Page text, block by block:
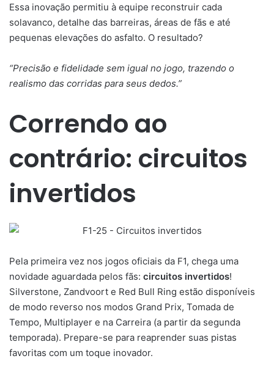
Essa inovação permitiu à equipe reconstruir cada
solavanco, detalhe das barreiras, áreas de fãs e até
pequenas elevações do asfalto. O resultado?
“Precisão e fidelidade sem igual no jogo, trazendo o
realismo das corridas para seus dedos.”
Correndo ao
contrário: circuitos
invertidos
Pela primeira vez nos jogos oficiais da F1, chega uma
novidade aguardada pelos fãs: circuitos invertidos!
Silverstone, Zandvoort e Red Bull Ring estão disponíveis
de modo reverso nos modos Grand Prix, Tomada de
Tempo, Multiplayer e na Carreira (a partir da segunda
temporada). Prepare-se para reaprender suas pistas
favoritas com um toque inovador.